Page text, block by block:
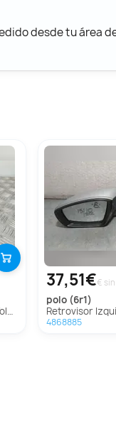
desde tu área
37,51€€ sin
polo (6r1)
Retrovisor Izquierdo para
4868885